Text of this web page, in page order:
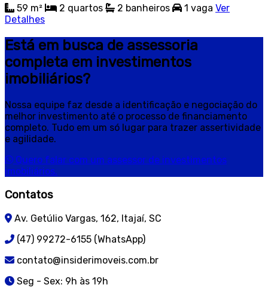
59 m²
2 quartos 2 banheiros 1 vaga Ver
Detalhes
Está em busca de assessoria
completa em investimentos
imobiliários?
Nossa equipe faz desde a identificação e negociação do
melhor investimento até o processo de financiamento
completo. Tudo em um só lugar para trazer assertividade
e agilidade.
Quero falar com um assessor de investimentos
imobiliários.
Contatos
Av. Getúlio Vargas, 162, Itajaí, SC
(47) 99272-6155 (WhatsApp)
contato@insiderimoveis.com.br
Seg - Sex: 9h às 19h